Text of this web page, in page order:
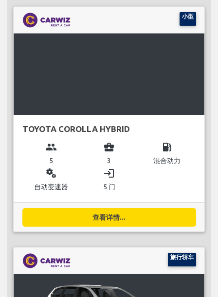
小型
TOYOTA COROLLA HYBRID
group
5
business_center
3
local_gas_station
混合动力
miscellaneous_services
自动变速器
login
5 门
查看详情...
旅行轿车